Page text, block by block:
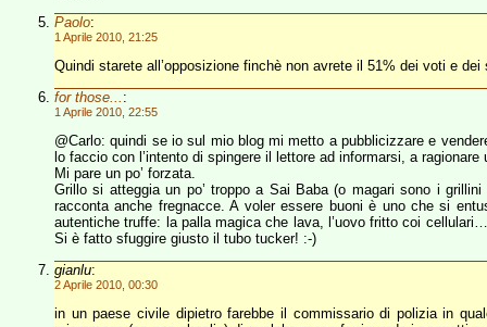
Paolo:
1 Aprile 2010, 21:25
Quindi starete all’opposizione finchè non avrete il 51% dei voti e dei
for those... :
1 Aprile 2010, 22:55
@Carlo: quindi se io sul mio blog mi metto a pubblicizzare e
lo faccio con l’intento di spingere il lettore ad informarsi, a
Mi pare un po’ forzata.
Grillo si atteggia un po’ troppo a Sai Baba (o magari sono i
racconta anche fregnacce. A voler essere buoni è uno che si
autentiche truffe: la palla magica che lava, l’uovo fritto coi
Si è fatto sfuggire giusto il tubo tucker! :-)
gianlu:
2 Aprile 2010, 00:30
in un paese civile dipietro farebbe il commissario di polizia in